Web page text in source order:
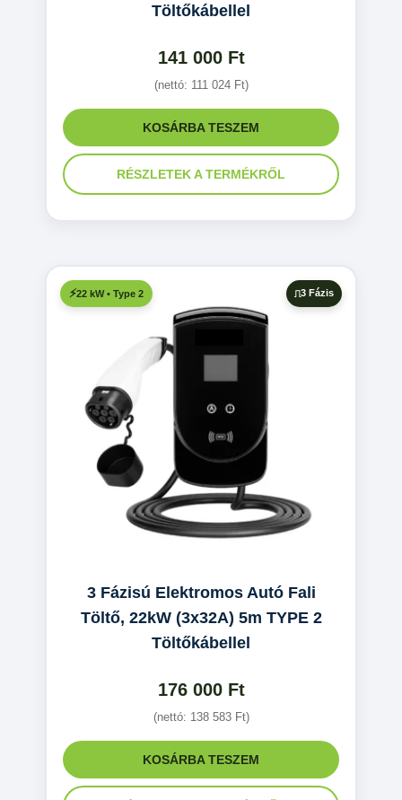
Töltőkábellel
141 000 Ft
(nettó: 111 024 Ft)
KOSÁRBA TESZEM
RÉSZLETEK A TERMÉKRŐL
22 kW • Type 2 3 Fázis
3 Fázisú Elektromos Autó Fali
Töltő, 22kW (3x32A) 5m TYPE 2
Töltőkábellel
176 000 Ft
(nettó: 138 583 Ft)
KOSÁRBA TESZEM